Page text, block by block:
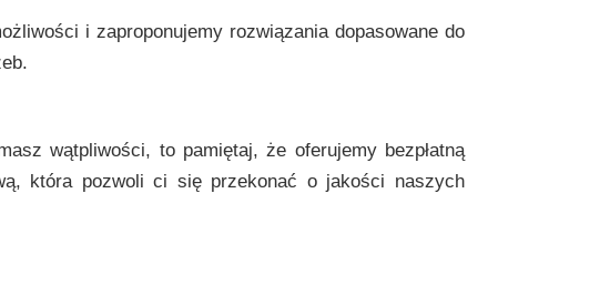
i zaproponujemy rozwiązania dopasowane do
wątpliwości, to pamiętaj, że oferujemy bezpłatną
która pozwoli ci się przekonać o jakości naszych